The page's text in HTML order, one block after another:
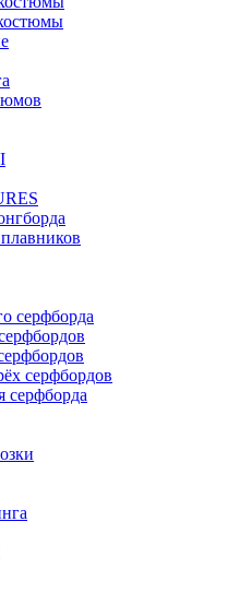
серфборда
серфбордов
серфборда